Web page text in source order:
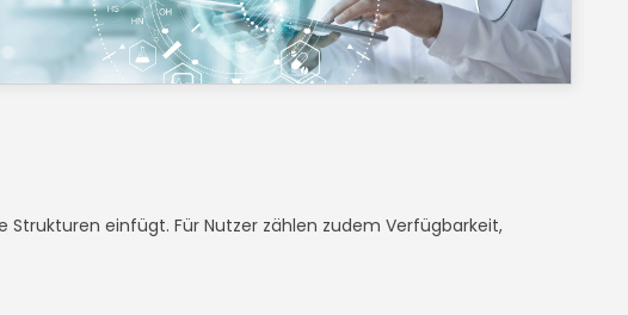
Strukturen einfügt. Für Nutzer zählen zudem Verfügbarkeit,